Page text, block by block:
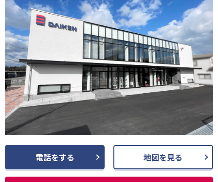
電話をする 地図を見る